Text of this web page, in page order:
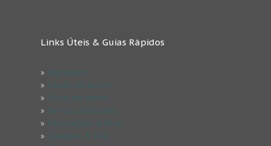
Links Úteis & Guias Rápidos
»
»
»
»
»
»